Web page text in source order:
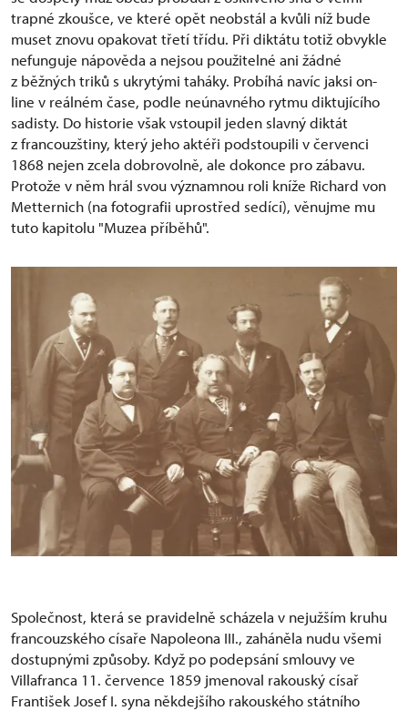
trapné zkoušce, ve které opět neobstál a kvůli níž bude
muset znovu opakovat třetí třídu. Při diktátu totiž obvykle
nefunguje nápověda a nejsou použitelné ani žádné
z běžných triků s ukrytými taháky. Probíhá navíc jaksi on-
line v reálném čase, podle neúnavného rytmu diktujícího
sadisty. Do historie však vstoupil jeden slavný diktát
z francouzštiny, který jeho aktéři podstoupili v červenci
1868 nejen zcela dobrovolně, ale dokonce pro zábavu.
Protože v něm hrál svou významnou roli kníže Richard von
Metternich (na fotografii uprostřed sedící), věnujme mu
tuto kapitolu "Muzea příběhů".
Společnost, která se pravidelně scházela v nejužším kruhu
francouzského císaře Napoleona III., zaháněla nudu všemi
dostupnými způsoby. Když po podepsání smlouvy ve
Villafranca 11. července 1859 jmenoval rakouský císař
František Josef I. syna někdejšího rakouského státního